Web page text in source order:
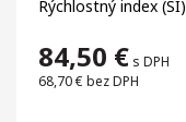
Rýchlostný index (SI)
84,50 € s DPH
68,70 € bez DPH